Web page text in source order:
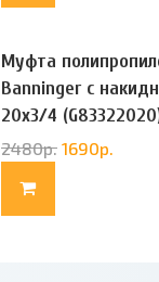
Муфта
Banninger с
20х3/4
2480р. 1690р.